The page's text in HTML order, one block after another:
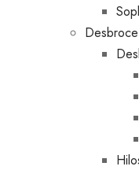
Desbroce